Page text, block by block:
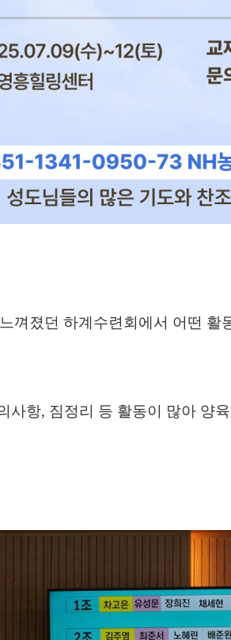
껴졌던 하계수련회에서 어떤 활
사항, 짐정리 등 활동이 많아 양